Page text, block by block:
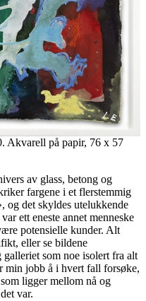
Akvarell på papir, 76 x 57
av glass, betong og
fargene i et flerstemmig
og det skyldes utelukkende
ett eneste annet menneske
potensielle kunder. Alt
eller se bildene
som noe isolert fra alt
min jobb å i hvert fall forsøke,
ligger mellom nå og
var.